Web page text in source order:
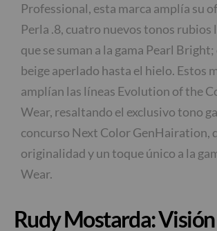
Professional, esta marca amplía su
Perla .8, cuatro nuevos tonos rubios
que se suman a la gama Pearl Bright;
beige aperlado hasta el hielo. Estos
amplían las líneas Evolution of the
Wear, resaltando el exclusivo tono
concurso Next Color GenHairation,
originalidad y un toque único a la
Wear.
Rudy Mostarda: